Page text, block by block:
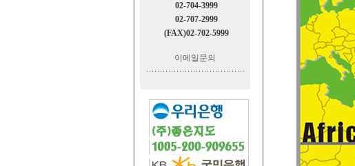
02-704-3999
02-707-2999
(FAX)02-702-5999
이메일문의